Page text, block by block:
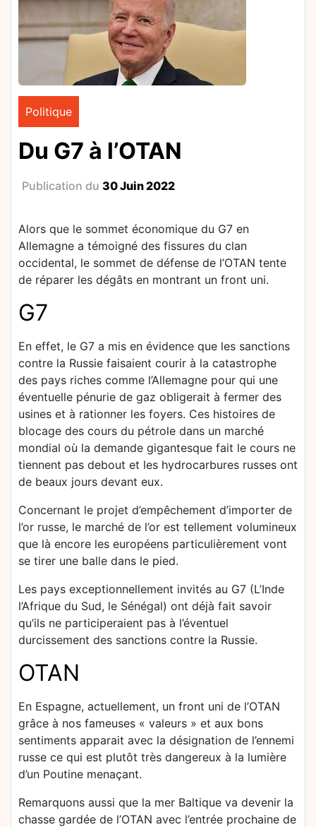
Politique
Du G7 à l’OTAN
Publication du 30 Juin 2022
Alors que le sommet économique du G7 en
Allemagne a témoigné des fissures du clan
occidental, le sommet de défense de l’OTAN tente
de réparer les dégâts en montrant un front uni.
G7
En effet, le G7 a mis en évidence que les sanctions
contre la Russie faisaient courir à la catastrophe
des pays riches comme l’Allemagne pour qui une
éventuelle pénurie de gaz obligerait à fermer des
usines et à rationner les foyers. Ces histoires de
blocage des cours du pétrole dans un marché
mondial où la demande gigantesque fait le cours ne
tiennent pas debout et les hydrocarbures russes ont
de beaux jours devant eux.
Concernant le projet d’empêchement d’importer de
l’or russe, le marché de l’or est tellement volumineux
que là encore les européens particulièrement vont
se tirer une balle dans le pied.
Les pays exceptionnellement invités au G7 (L’Inde
l’Afrique du Sud, le Sénégal) ont déjà fait savoir
qu’ils ne participeraient pas à l’éventuel
durcissement des sanctions contre la Russie.
OTAN
En Espagne, actuellement, un front uni de l’OTAN
grâce à nos fameuses « valeurs » et aux bons
sentiments apparait avec la désignation de l’ennemi
russe ce qui est plutôt très dangereux à la lumière
d’un Poutine menaçant.
Remarquons aussi que la mer Baltique va devenir la
chasse gardée de l’OTAN avec l’entrée prochaine de